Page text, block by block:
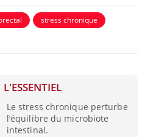
stress chronique
L'ESSENTIEL
Le stress chronique perturbe
l’équilibre du microbiote
intestinal.